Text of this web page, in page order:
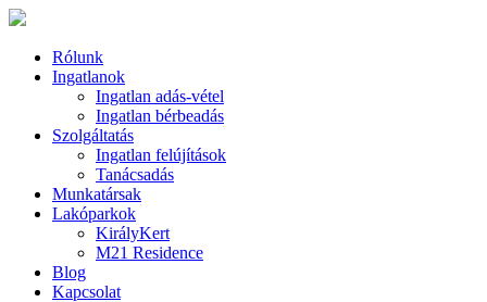
Rólunk
Ingatlanok
Ingatlan adás-vétel
Ingatlan bérbeadás
Szolgáltatás
Ingatlan felújítások
Tanácsadás
Munkatársak
Lakóparkok
KirályKert
M21 Residence
Blog
Kapcsolat